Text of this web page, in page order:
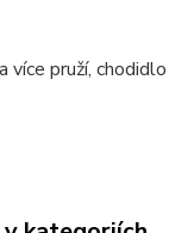
více pruží,